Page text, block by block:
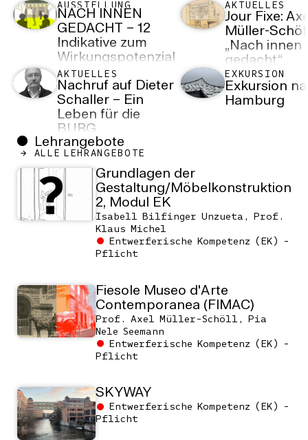
AUSSTELLUNG
NACH INNEN
GEDACHT – 12
Indikative zum
Wirkungspotenzial
der
Innenarchitektur
AKTUELLES
Jour Fixe:
Müller-
„Nach innen
gedacht“
AKTUELLES
Nachruf auf Dieter
Schaller – Ein
Leben für die
BURG
EXKURSION
Exkursion
Hamburg
Lehrangebote
ALLE LEHRANGEBOTE
Grundlagen der
Gestaltung/Möbelkonstruktion
2, Modul EK
Isabell Bilfinger Unzueta, Prof.
Klaus Michel
Entwerferische Kompetenz (EK) -
Pflicht
Fiesole Museo d'Arte
Contemporanea (FIMAC)
Prof. Axel Müller-Schöll, Pia
Nele Seemann
Entwerferische Kompetenz (EK) -
Pflicht
SKYWAY
Entwerferische Kompetenz (EK) -
Pflicht